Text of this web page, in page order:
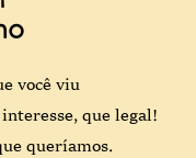
você viu
que legal!
queríamos.